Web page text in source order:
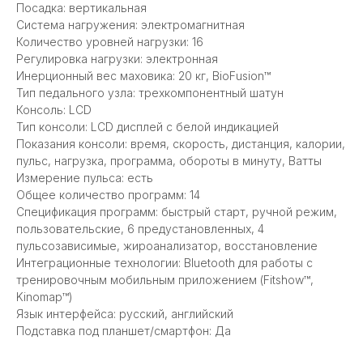
Посадка: вертикальная
Система нагружения: электромагнитная
Количество уровней нагрузки: 16
Регулировка нагрузки: электронная
Инерционный вес маховика: 20 кг, BioFusion™
Тип педального узла: трехкомпонентный шатун
Консоль: LCD
Тип консоли: LCD дисплей с белой индикацией
Показания консоли: время, скорость, дистанция, калории,
пульс, нагрузка, программа, обороты в минуту, Ватты
Измерение пульса: есть
Общее количество программ: 14
Спецификация программ: быстрый старт, ручной режим,
пользовательские, 6 предустановленных, 4
пульсозависимые, жироанализатор, восстановление
Интеграционные технологии: Bluetooth для работы с
тренировочным мобильным приложением (Fitshow™,
Kinomap™)
Язык интерфейса: русский, английский
Подставка под планшет/смартфон: Да